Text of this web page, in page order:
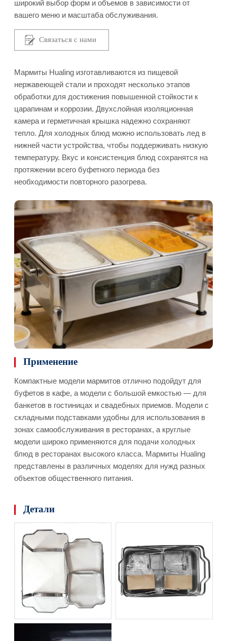
широкий выбор форм и объемов в зависимости от
вашего меню и масштаба обслуживания.
Связаться с нами
Мармиты Hualing изготавливаются из пищевой
нержавеющей стали и проходят несколько этапов
обработки для достижения повышенной стойкости к
царапинам и коррозии. Двухслойная изоляционная
камера и герметичная крышка надежно сохраняют
тепло. Для холодных блюд можно использовать лед в
нижней части устройства, чтобы поддерживать низкую
температуру. Вкус и консистенция блюд сохранятся на
протяжении всего буфетного периода без
необходимости повторного разогрева.
Применение
Компактные модели мармитов отлично подойдут для
буфетов в кафе, а модели с большой емкостью — для
банкетов в гостиницах и свадебных приемов. Модели с
складными подставками удобны для использования в
зонах самообслуживания в ресторанах, а круглые
модели широко применяются для подачи холодных
блюд в ресторанах высокого класса. Мармиты Hualing
представлены в различных моделях для нужд разных
объектов общественного питания.
Детали